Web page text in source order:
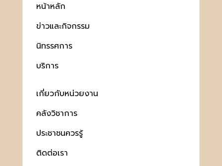
หน้าหลัก
ข่าวและกิจกรรม
นิทรรศการ
บริการ
เกี่ยวกับหน่วยงาน
คลังวิชาการ
ประชาชนควรรู้
ติดต่อเรา